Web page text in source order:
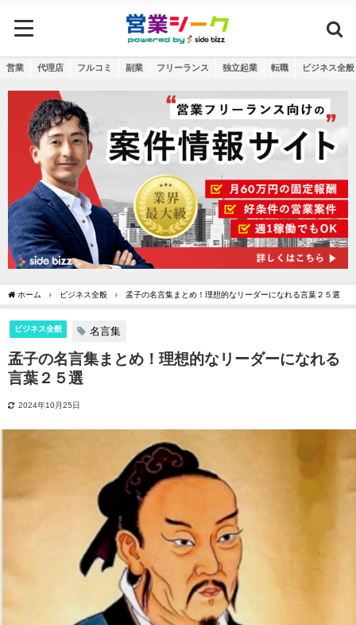
営業 代理店 フルコミ 副業 フリーランス 独立起業 転職 ビジネス全般
ホーム ビジネス全般 孟子の名言集まとめ！理想的なリーダーになれる言葉２５選
ビジネス全般 名言集
孟子の名言集まとめ！理想的なリーダーになれる
言葉２５選
2024年10月25日